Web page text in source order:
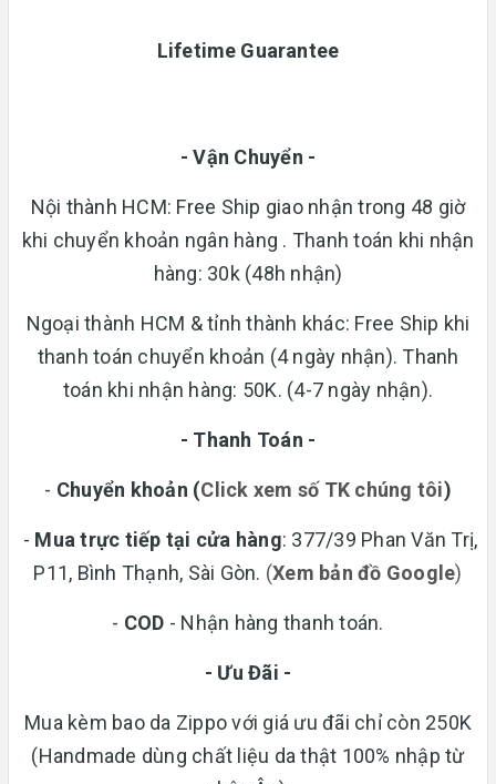
Lifetime Guarantee
- Vận Chuyển -
Nội thành HCM: Free Ship giao nhận trong 48 giờ
khi chuyển khoản ngân hàng . Thanh toán khi nhận
hàng: 30k (48h nhận)
Ngoại thành HCM & tỉnh thành khác: Free Ship khi
thanh toán chuyển khoản (4 ngày nhận). Thanh
toán khi nhận hàng: 50K. (4-7 ngày nhận).
- Thanh Toán -
- Chuyển khoản (Click xem số TK chúng tôi)
- Mua trực tiếp tại cửa hàng: 377/39 Phan Văn Trị,
P11, Bình Thạnh, Sài Gòn. (Xem bản đồ Google)
- COD - Nhận hàng thanh toán.
- Ưu Đãi -
Mua kèm bao da Zippo với giá ưu đãi chỉ còn 250K
(Handmade dùng chất liệu da thật 100% nhập từ